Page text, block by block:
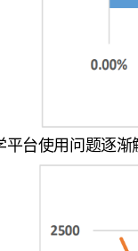
平台使用问题逐